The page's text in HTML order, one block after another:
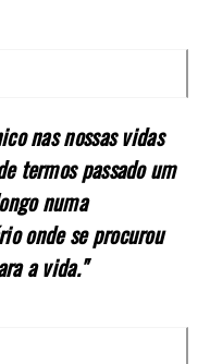
nas nossas vidas
termos passado um
numa
onde se procurou
a vida."